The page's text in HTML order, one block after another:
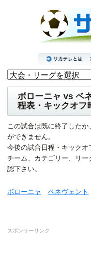
ボローニャ vs ベ
程表・キックオフ
この試合は既に終了した
ができません。
今後の試合日程・キック
チーム、カテゴリー、リ
認下さい。
ボローニャ ベネヴェント
スポンサーリンク